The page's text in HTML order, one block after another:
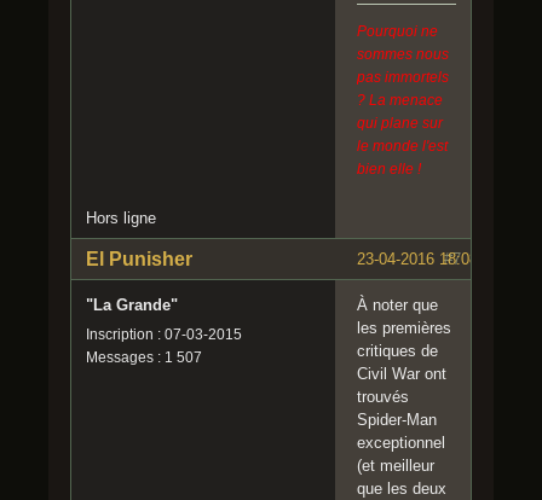
Pourquoi ne
sommes nous
pas immortels
? La menace
qui plane sur
le monde l'est
bien elle !
Hors ligne
#7
23-04-2016 18:08:56
El Punisher
"La Grande"
Inscription : 07-03-2015
Messages : 1 507
À noter que
les premières
critiques de
Civil War ont
trouvés
Spider-Man
exceptionnel
(et meilleur
que les deux